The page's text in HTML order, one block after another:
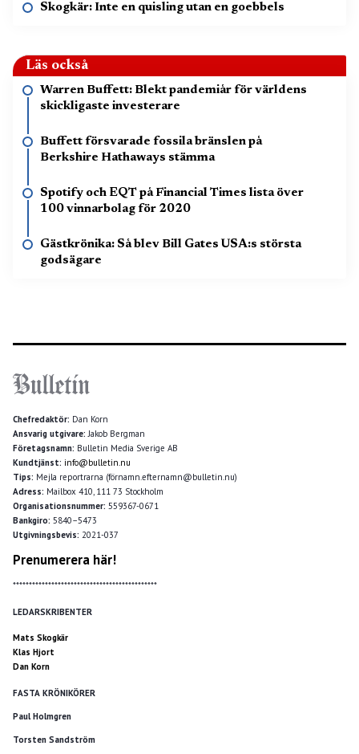
Skogkär: Inte en quisling utan en goebbels
Läs också
Warren Buffett: Blekt pandemiår för världens
skickligaste investerare
Buffett försvarade fossila bränslen på
Berkshire Hathaways stämma
Spotify och EQT på Financial Times lista över
100 vinnarbolag för 2020
Gästkrönika: Så blev Bill Gates USA:s största
godsägare
Chefredaktör: Dan Korn
Ansvarig utgivare: Jakob Bergman
Företagsnamn: Bulletin Media Sverige AB
Kundtjänst: info@bulletin.nu
Tips: Mejla reportrarna (förnamn.efternamn@bulletin.nu)
Adress: Mailbox 410, 111 73 Stockholm
Organisationsnummer: 559367-0671
Bankgiro: 5840–5473
Utgivningsbevis: 2021-037
Prenumerera här!
*********************************************
LEDARSKRIBENTER
Mats Skogkär
Klas Hjort
Dan Korn
FASTA KRÖNIKÖRER
Paul Holmgren
Torsten Sandström